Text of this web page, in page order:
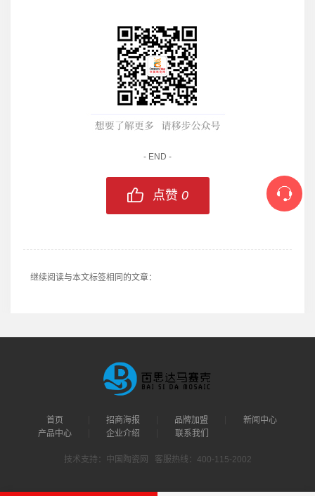
- END -
点赞 0
继续阅读与本文标签相同的文章：
首页 招商海报 品牌加盟
新闻中心
产品中心
企业介绍 联系我们
技术支持：中国陶瓷网 客服热线：400-115-2002